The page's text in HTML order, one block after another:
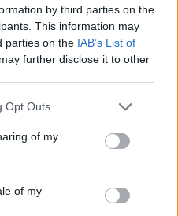
by third parties on the
This information may
parties on the IAB’s List of
further disclose it to other
uses one or more Google
behaviour. You may click to
and its third-party tags to
purposes in below Google
Opt Outs
of my
of my
loaded, either because
or because the format